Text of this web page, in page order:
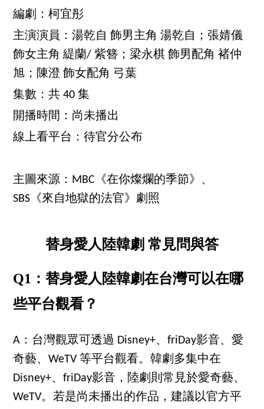
編劇：柯宜彤
主演演員：湯乾自 飾男主角 湯乾自；張婧儀
飾女主角 緹蘭/ 紫簪；梁永棋 飾男配角 褚仲
旭；陳澄 飾女配角 弓葉
集數：共 40 集
開播時間：尚未播出
線上看平台：待官分公布
主圖來源：MBC《在你燦爛的季節》、
SBS《來自地獄的法官》劇照
替身愛人陸韓劇 常見問與答
Q1：替身愛人陸韓劇在台灣可以在哪
些平台觀看？
A：台灣觀眾可透過 Disney+、friDay影音、愛
奇藝、WeTV 等平台觀看。韓劇多集中在
Disney+、friDay影音，陸劇則常見於愛奇藝、
WeTV。若是尚未播出的作品，建議以官方平